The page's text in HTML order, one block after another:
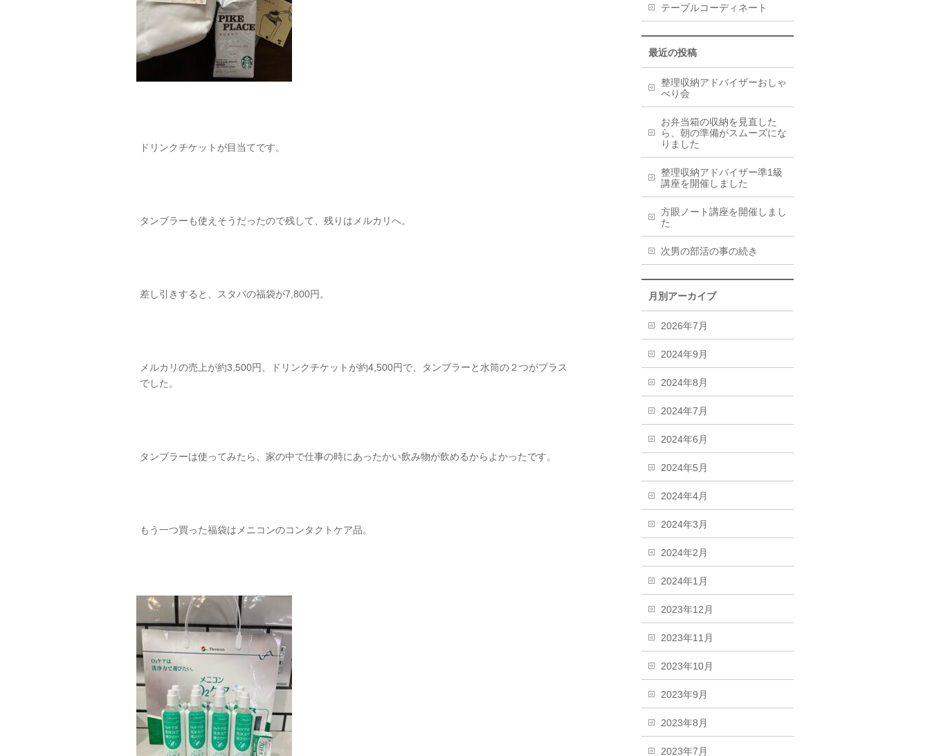
ドリンクチケットが目当てです。
タンブラーも使えそうだったので残して、残りはメルカリへ。
差し引きすると、スタバの福袋が7,800円。
メルカリの売上が約3,500円、ドリンクチケットが約4,500円で、タンブラーと水筒の２つがプラス
でした。
タンブラーは使ってみたら、家の中で仕事の時にあったかい飲み物が飲めるからよかったです。
もう一つ買った福袋はメニコンのコンタクトケア品。
テーブルコーディネート
最近の投稿
整理収納アドバイザーおしゃ
べり会
お弁当箱の収納を見直した
ら、朝の準備がスムーズにな
りました
整理収納アドバイザー準1級
講座を開催しました
方眼ノート講座を開催しまし
た
次男の部活の事の続き
月別アーカイブ
2026年7月
2024年9月
2024年8月
2024年7月
2024年6月
2024年5月
2024年4月
2024年3月
2024年2月
2024年1月
2023年12月
2023年11月
2023年10月
2023年9月
2023年8月
2023年7月